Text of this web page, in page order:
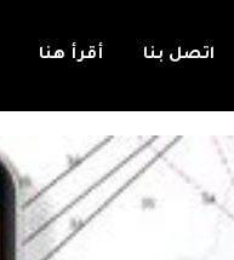
اتصل بنا أقرأ هنا